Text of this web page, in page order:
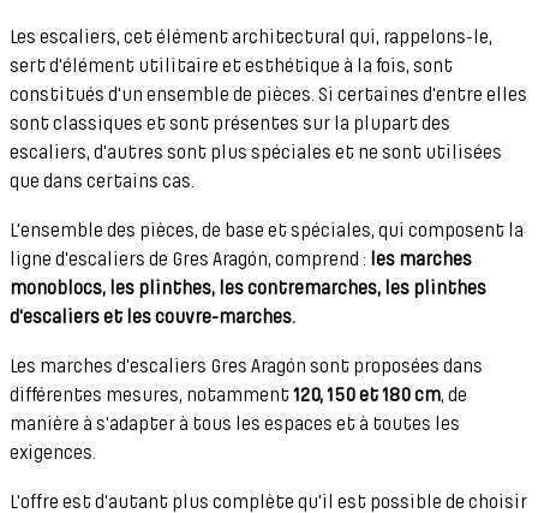
Les escaliers, cet élément architectural qui, rappelons-le,
sert d'élément utilitaire et esthétique à la fois, sont
constitués d'un ensemble de pièces. Si certaines d'entre elles
sont classiques et sont présentes sur la plupart des
escaliers, d'autres sont plus spéciales et ne sont utilisées
que dans certains cas.
L'ensemble des pièces, de base et spéciales, qui composent la
ligne d'escaliers de Gres Aragón, comprend : les marches
monoblocs, les plinthes, les contremarches, les plinthes
d'escaliers et les couvre-marches.
Les marches d'escaliers Gres Aragón sont proposées dans
différentes mesures, notamment120, 150 et 180 cm, de
manière à s'adapter à tous les espaces et à toutes les
exigences.
L'offre est d'autant plus complète qu'il est possible de choisir